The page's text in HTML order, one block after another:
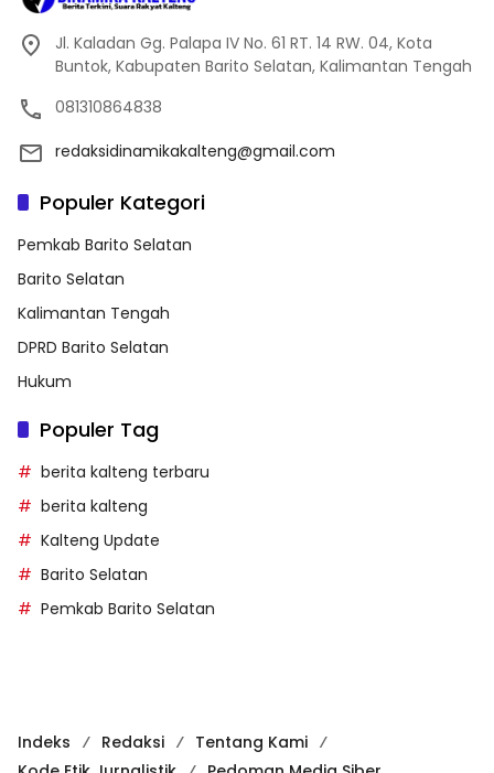
Jl. Kaladan Gg. Palapa IV No. 61 RT. 14 RW. 04, Kota
Buntok, Kabupaten Barito Selatan, Kalimantan Tengah
081310864838
redaksidinamikakalteng@gmail.com
Populer Kategori
Pemkab Barito Selatan
Barito Selatan
Kalimantan Tengah
DPRD Barito Selatan
Hukum
Populer Tag
berita kalteng terbaru
berita kalteng
Kalteng Update
Barito Selatan
Pemkab Barito Selatan
Indeks Redaksi
Tentang Kami